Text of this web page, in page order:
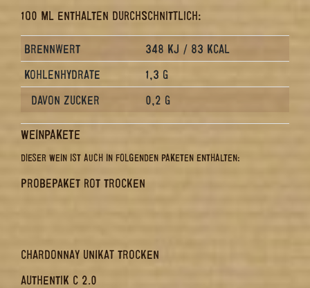
100 ML ENTHALTEN DURCHSCHNITTLICH:
BRENNWERT
348 KJ / 83 KCAL
KOHLENHYDRATE
1,3 G
DAVON ZUCKER
0,2 G
WEINPAKETE
DIESER WEIN IST AUCH IN FOLGENDEN PAKETEN ENTHALTEN:
PROBEPAKET ROT TROCKEN
CHARDONNAY UNIKAT TROCKEN
AUTHENTIK C 2.0